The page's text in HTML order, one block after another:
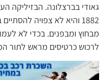
גאודי בברצלונה. הבזיליקה
1882 והיא לא צפויה
מבחוץ ומבפנים. בכדי לא
לרכוש כרטיסים מראש לתור